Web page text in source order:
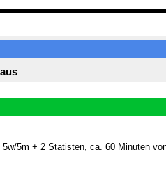
5m + 2 Statisten, ca. 60 Minuten